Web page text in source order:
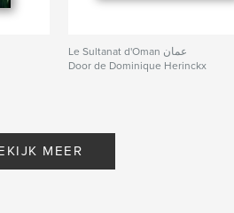
Le Sultanat d'Oman عمان
Door de Dominique Herinckx
MEER